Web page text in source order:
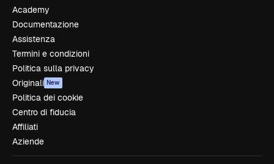
Academy
Documentazione
Assistenza
Termini e condizioni
Politica sulla privacy
Originali New
Politica dei cookie
Centro di fiducia
Affiliati
Aziende